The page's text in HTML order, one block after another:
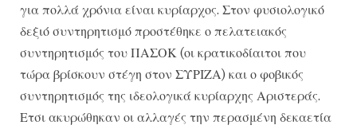
για πολλά χρόνια είναι κυρίαρχος. Στον φυσιολογικό
δεξιό συντηρητισμό προστέθηκε ο πελατειακός
συντηρητισμός του ΠΑΣΟΚ (οι κρατικοδίαιτοι που
τώρα βρίσκουν στέγη στον ΣΥΡΙΖΑ) και ο φοβικός
συντηρητισμός της ιδεολογικά κυρίαρχης Αριστεράς.
Ετσι ακυρώθηκαν οι αλλαγές την περασμένη δεκαετία